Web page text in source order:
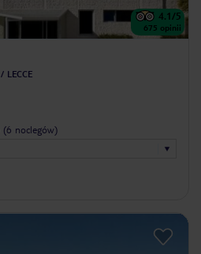
4.1/5
675 opinii
LECCE
(6 noclegów)